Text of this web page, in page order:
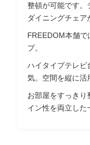
整頓が可能です。
ダイニングチェア
FREEDOM本舗で
プ。
ハイタイプテレビ
気。空間を縦に活
お部屋をすっき
イン性を両立した